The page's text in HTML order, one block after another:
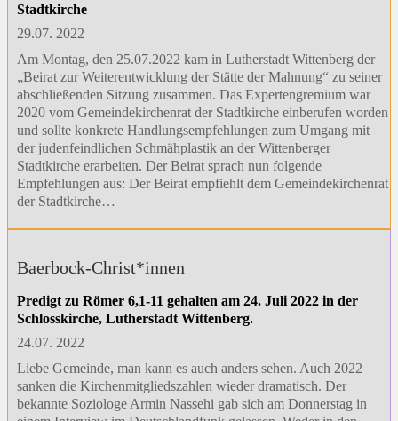
Stadtkirche
29.07. 2022
Am Montag, den 25.07.2022 kam in Lutherstadt Wittenberg der
„Beirat zur Weiterentwicklung der Stätte der Mahnung“ zu seiner
abschließenden Sitzung zusammen. Das Expertengremium war
2020 vom Gemeindekirchenrat der Stadtkirche einberufen worden
und sollte konkrete Handlungsempfehlungen zum Umgang mit
der judenfeindlichen Schmähplastik an der Wittenberger
Stadtkirche erarbeiten. Der Beirat sprach nun folgende
Empfehlungen aus: Der Beirat empfiehlt dem Gemeindekirchenrat
der Stadtkirche…
Baerbock-Christ*innen
Predigt zu Römer 6,1-11 gehalten am 24. Juli 2022 in der
Schlosskirche, Lutherstadt Wittenberg.
24.07. 2022
Liebe Gemeinde, man kann es auch anders sehen. Auch 2022
sanken die Kirchenmitgliedszahlen wieder dramatisch. Der
bekannte Soziologe Armin Nassehi gab sich am Donnerstag in